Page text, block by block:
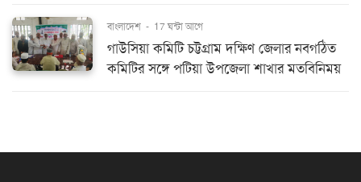
বাংলাদেশ - 17 ঘন্টা আগে
গাউসিয়া কমিটি চট্টগ্রাম দক্ষিণ জেলার নবগঠিত
কমিটির সঙ্গে পটিয়া উপজেলা শাখার মতবিনিময়